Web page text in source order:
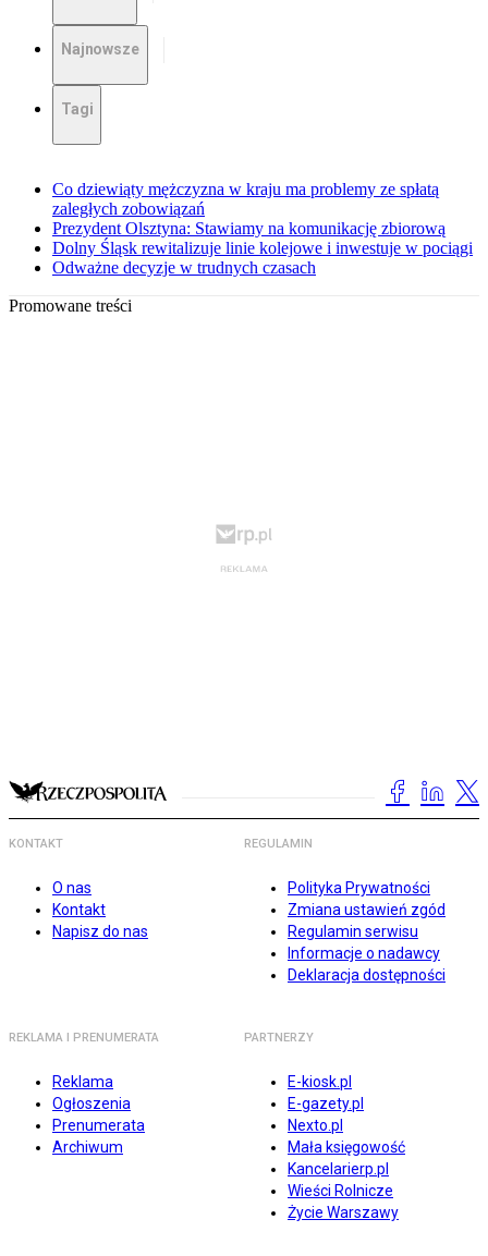
Najnowsze
Tagi
Co dziewiąty mężczyzna w kraju ma problemy ze spłatą
zaległych zobowiązań
Prezydent Olsztyna: Stawiamy na komunikację zbiorową
Dolny Śląsk rewitalizuje linie kolejowe i inwestuje w pociągi
Odważne decyzje w trudnych czasach
Promowane treści
KONTAKT
O nas
Kontakt
Napisz do nas
REGULAMIN
Polityka Prywatności
Zmiana ustawień zgód
Regulamin serwisu
Informacje o nadawcy
Deklaracja dostępności
REKLAMA I PRENUMERATA
Reklama
Ogłoszenia
Prenumerata
Archiwum
PARTNERZY
E-kiosk.pl
E-gazety.pl
Nexto.pl
Mała księgowość
Kancelarierp.pl
Wieści Rolnicze
Życie Warszawy